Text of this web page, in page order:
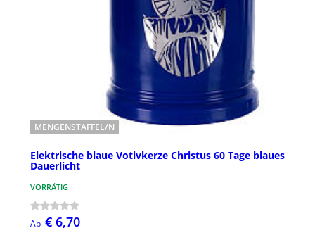
MENGENSTAFFEL/N
Elektrische blaue Votivkerze Christus 60 Tage blaues
Dauerlicht
VORRÄTIG
Ab € 6,70